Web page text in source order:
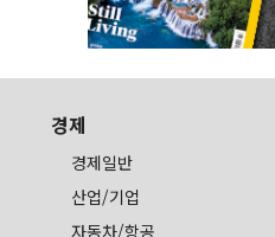
경제
경제일반
산업/기업
자동차/항공